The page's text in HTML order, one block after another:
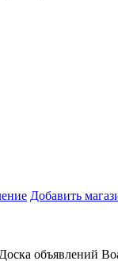
Добавить
объявлений